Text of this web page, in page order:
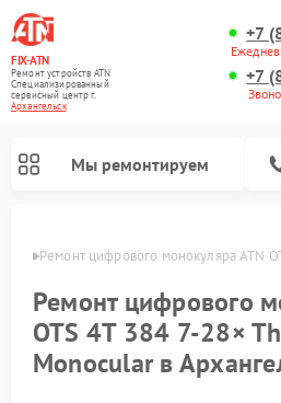
FIX-ATN
Ремонт устройств ATN
Специализированный
cервисный центр г.
Архангельск
+7
+7
Мы ремонтируем
Ремонт цифрового монокуляра ATN
Ремонт цифрового
OTS 4T 384 7‑28×
Monocular в